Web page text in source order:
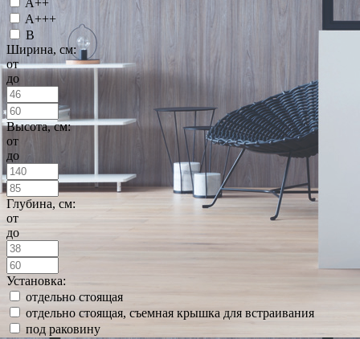
A+++
B
Ширина, см:
от
до
Высота, см:
от
до
Глубина, см:
от
до
Установка:
отдельно стоящая
отдельно стоящая, съемная крышка для встраивания
под раковину